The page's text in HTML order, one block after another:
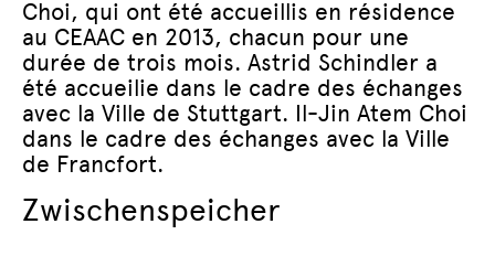
Choi, qui ont été accueillis en résidence
au CEAAC en 2013, chacun pour une
durée de trois mois. Astrid Schindler a
été accueilie dans le cadre des échanges
avec la Ville de Stuttgart. Il-Jin Atem Choi
dans le cadre des échanges avec la Ville
de Francfort.
Zwischenspeicher